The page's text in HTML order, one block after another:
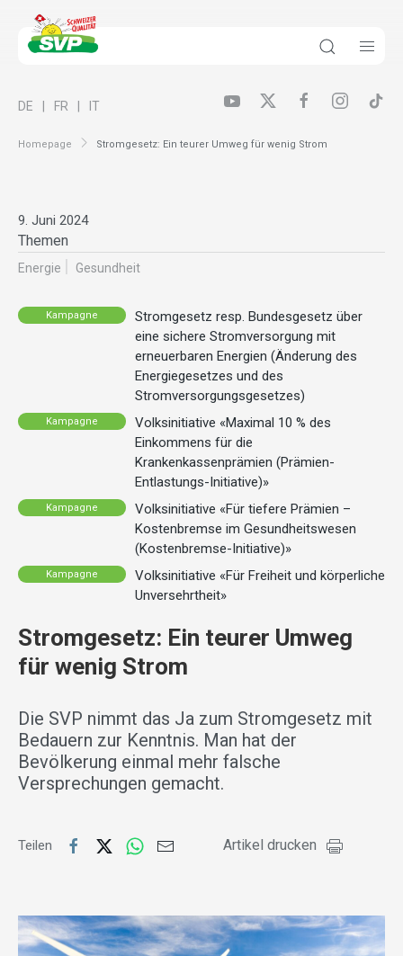
Homepage Stromgesetz: Ein teurer Umweg für wenig Strom
DE FR IT
9. Juni 2024
Themen
Energie Gesundheit
Kampagne
Stromgesetz resp. Bundesgesetz über
eine sichere Stromversorgung mit
erneuerbaren Energien (Änderung des
Energiegesetzes und des
Stromversorgungsgesetzes)
Kampagne
Volksinitiative «Maximal 10 % des
Einkommens für die
Krankenkassenprämien (Prämien-
Entlastungs-Initiative)»
Kampagne
Volksinitiative «Für tiefere Prämien –
Kostenbremse im Gesundheitswesen
(Kostenbremse-Initiative)»
Kampagne
Volksinitiative «Für Freiheit und körperliche
Unversehrtheit»
Stromgesetz: Ein teurer Umweg
für wenig Strom
Die SVP nimmt das Ja zum Stromgesetz mit
Bedauern zur Kenntnis. Man hat der
Bevölkerung einmal mehr falsche
Versprechungen gemacht.
Teilen Artikel drucken